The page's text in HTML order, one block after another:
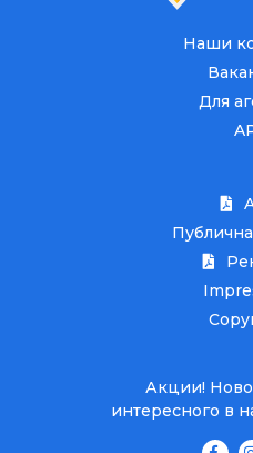
Наши
Для
Акции!
интересного в